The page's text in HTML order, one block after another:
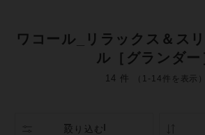
ワコール_リラックス＆ス
ル［グランダー
14 件 （1-14件を表示）
絞り込む